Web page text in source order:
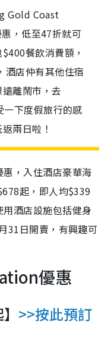
Gold Coast
，低至47折就可
餐飲消費額，
酒店仲有其他住宿
離鬧市，去
下度假旅行的感
兩日啦！
，入住酒店豪華海
起，即人均$339
酒店設施包括健身
31日開賣，有興趣可
優惠
>>按此預訂